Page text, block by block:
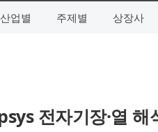
산업별 주제별 상장사
전자기장·열